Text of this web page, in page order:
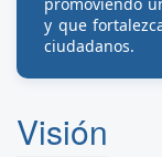
promoviendo
y que
ciudadanos.
Visión